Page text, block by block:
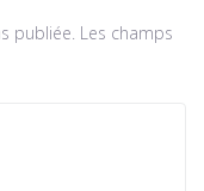
publiée. Les champs